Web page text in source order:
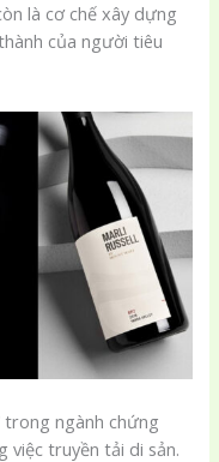
là cơ chế xây dựng
của người tiêu
trong ngành chứng
việc truyền tải di sản.